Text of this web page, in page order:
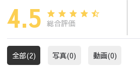
4.5 総合評価
全部(2) 写真(0) 動画(0)